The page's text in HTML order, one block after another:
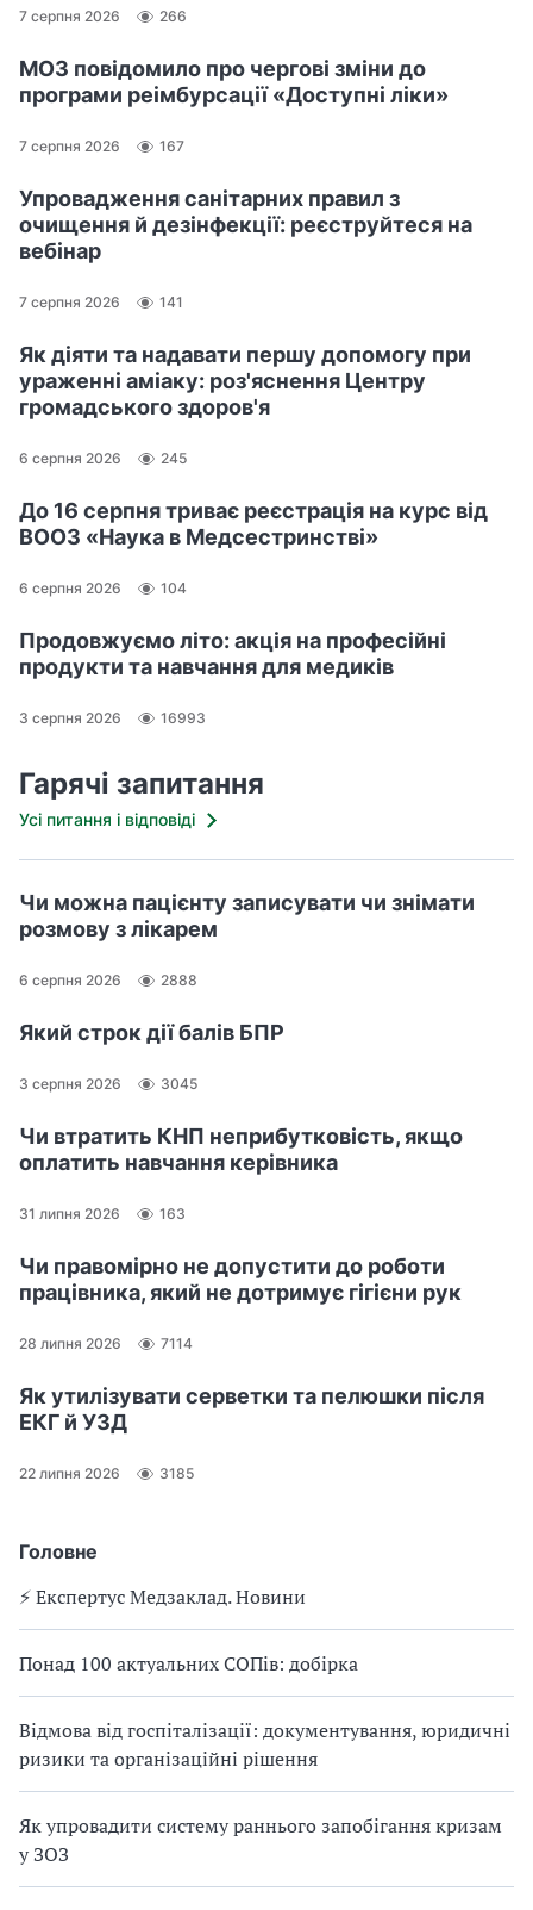
Головне
⚡️ Експертус Медзаклад. Новини
Понад 100 актуальних СОПів: добірка
Відмова від госпіталізації: документування, юридичні
ризики та організаційні рішення
Як упровадити систему раннього запобігання кризам
у ЗОЗ
7 серпня 2026 266
МОЗ повідомило про чергові зміни до
програми реімбурсації «Доступні ліки»
7 серпня 2026 167
Упровадження санітарних правил з
очищення й дезінфекції: реєструйтеся на
вебінар
7 серпня 2026 141
Як діяти та надавати першу допомогу при
ураженні аміаку: роз'яснення Центру
громадського здоров'я
6 серпня 2026 245
До 16 серпня триває реєстрація на курс від
ВООЗ «Наука в Медсестринстві»
6 серпня 2026 104
Продовжуємо літо: акція на професійні
продукти та навчання для медиків
3 серпня 2026 16993
Гарячі запитання
Усі питання і відповіді
Чи можна пацієнту записувати чи знімати
розмову з лікарем
6 серпня 2026 2888
Який строк дії балів БПР
3 серпня 2026 3045
Чи втратить КНП неприбутковість, якщо
оплатить навчання керівника
31 липня 2026 163
Чи правомірно не допустити до роботи
працівника, який не дотримує гігієни рук
28 липня 2026 7114
Як утилізувати серветки та пелюшки після
ЕКГ й УЗД
22 липня 2026 3185